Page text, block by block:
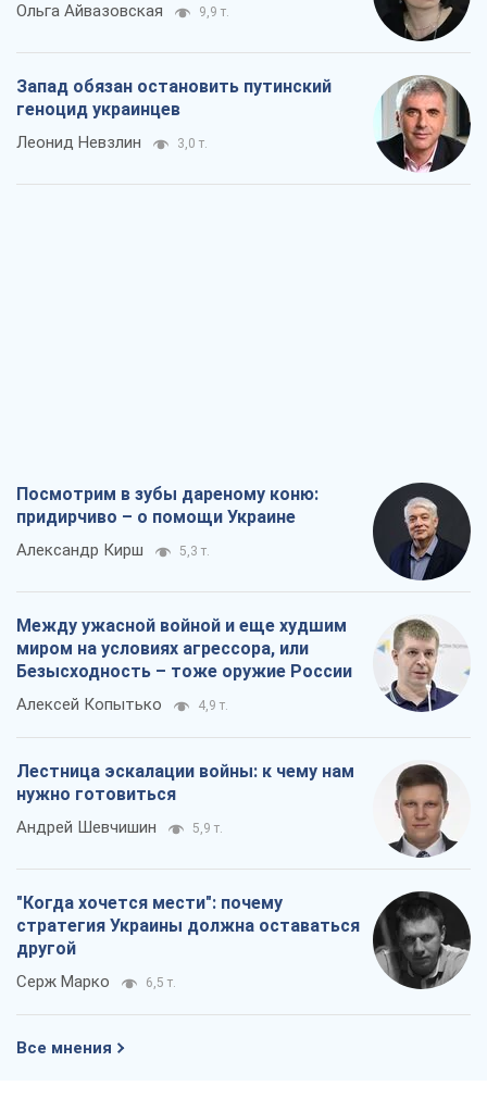
Ольга Айвазовская 9,9 т.
Запад обязан остановить путинский
геноцид украинцев
Леонид Невзлин 3,0 т.
Посмотрим в зубы дареному коню:
придирчиво – о помощи Украине
Александр Кирш 5,3 т.
Между ужасной войной и еще худшим
миром на условиях агрессора, или
Безысходность – тоже оружие России
Алексей Копытько 4,9 т.
Лестница эскалации войны: к чему нам
нужно готовиться
Андрей Шевчишин 5,9 т.
"Когда хочется мести": почему
стратегия Украины должна оставаться
другой
Серж Марко 6,5 т.
Все мнения